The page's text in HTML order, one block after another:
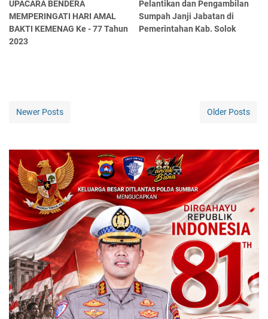
UPACARA BENDERA
MEMPERINGATI HARI AMAL
BAKTI KEMENAG Ke - 77 Tahun
2023
Pelantikan dan Pengambilan
Sumpah Janji Jabatan di
Pemerintahan Kab. Solok
Newer Posts Older Posts